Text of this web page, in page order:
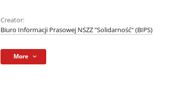
Creator:
Biuro Informacji Prasowej NSZZ "Solidarność" (BIPS)
More